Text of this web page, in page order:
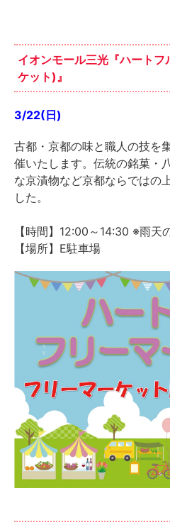
イオンモール三光『ハート
ケット)』
3/22(日)
古都・京都の味と職人の技を
催いたします。伝統の銘菓・
な京漬物など京都ならではの
した。
【時間】12:00～14:30 ※雨天
【場所】E駐車場